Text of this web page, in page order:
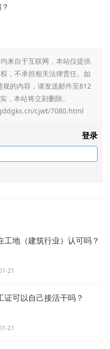
来自于互联网，本站仅提供
，不承担相关法律责任。如
的内容，请发送邮件至812
，本站将立刻删除。
cjwt/7080.html
登录
工地（建筑行业）认可吗？
21
证可以自己接活干吗？
21